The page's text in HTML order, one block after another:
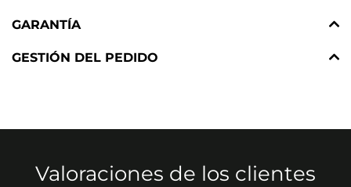
GARANTÍA
GESTIÓN DEL PEDIDO
Valoraciones de los clientes